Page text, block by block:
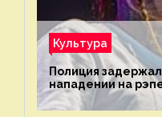
Культура
Полиция
нападении на